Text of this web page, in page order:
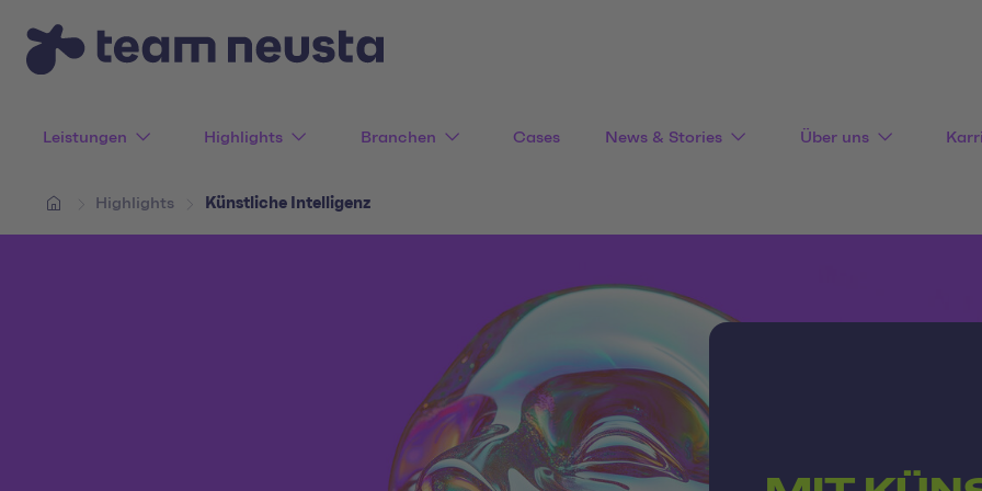
Leistungen Highlights Branchen Cases News & Stories Über uns
Highlights Künstliche Intelligenz